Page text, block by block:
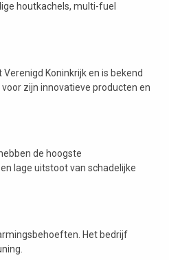
houtkachels, multi-fuel
Koninkrijk en is bekend
zijn innovatieve producten en
de hoogste
lage uitstoot van schadelijke
Het bedrijf